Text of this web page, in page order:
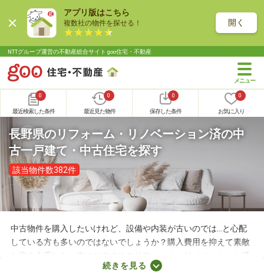
アプリ版はこちら
複数社の物件を探せる！ 開く
NTTグループ運営の不動産総合サイト goo住宅・不動産
0
最近検索した条件
0
最近見た物件
0
保存した条件
0
お気に入り
長野県のリフォーム・リノベーション済の中
古一戸建て・中古住宅を探す
該当物件数382件
中古物件を購入したいけれど、設備や内装が古いのでは…と心配
している方も多いのではないでしょうか？購入費用を抑えて素敵
な家を入手したい方におすすめのリフォーム・リノベーション済
みの中古一軒家を紹介します。築年数が古くても新しい設備が整
続きを見る